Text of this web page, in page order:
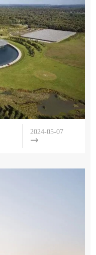
2024-05-07